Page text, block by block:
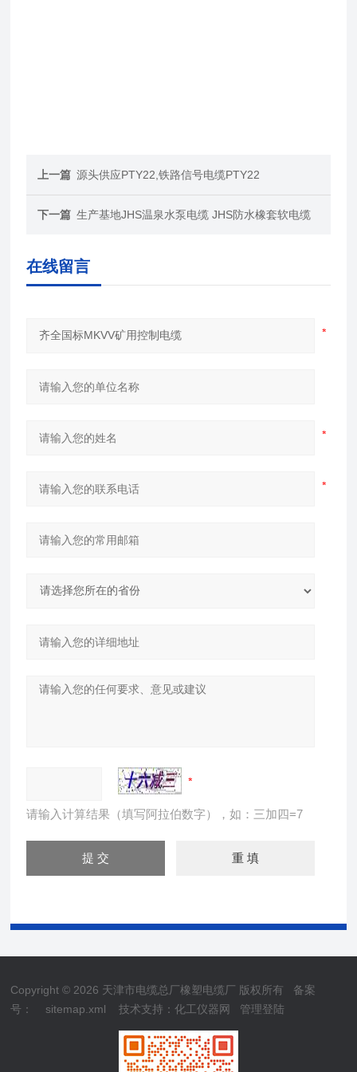
上一篇 源头供应PTY22,铁路信号电缆PTY22
下一篇 生产基地JHS温泉水泵电缆 JHS防水橡套软电缆
在线留言
请输入计算结果（填写阿拉伯数字），如：三加四=7
Copyright © 2026 天津市电缆总厂橡塑电缆厂 版权所有 备案
号：
sitemap.xml 技术支持：化工仪器网 管理登陆